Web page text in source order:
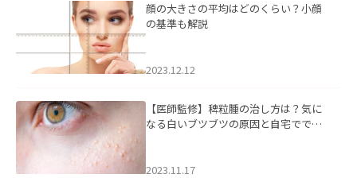
顔の大きさの平均はどのくらい？小顔
の基準も解説
2023.12.12
【医師監修】稗粒腫の治し方は？気に
なる白いブツブツの原因と自宅ででき
2023.11.17